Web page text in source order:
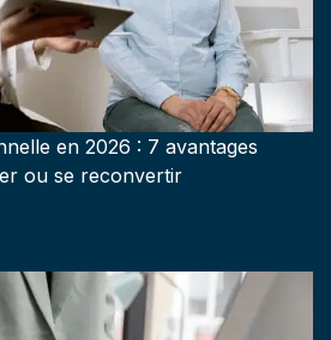
en 2026 : 7 avantages
ou se reconvertir